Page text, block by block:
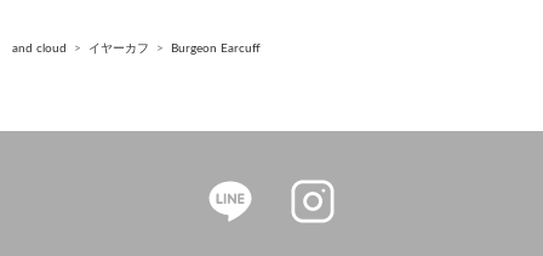
and cloud イヤーカフ Burgeon Earcuff